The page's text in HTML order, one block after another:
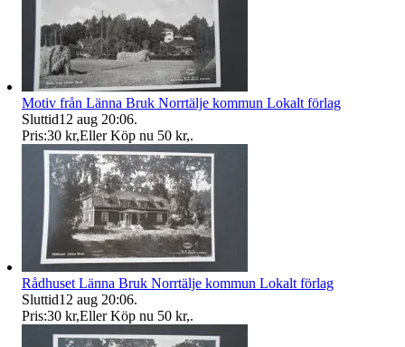
Motiv från Länna Bruk Norrtälje kommun Lokalt förlag
Sluttid12 aug 20:06.
Pris:30 kr,Eller Köp nu 50 kr,.
Rådhuset Länna Bruk Norrtälje kommun Lokalt förlag
Sluttid12 aug 20:06.
Pris:30 kr,Eller Köp nu 50 kr,.